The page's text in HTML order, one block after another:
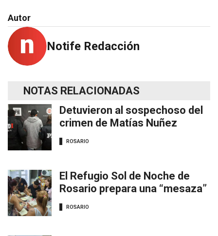
Autor
Notife Redacción
NOTAS RELACIONADAS
Detuvieron al sospechoso del
crimen de Matías Nuñez
ROSARIO
El Refugio Sol de Noche de
Rosario prepara una “mesaza”
ROSARIO